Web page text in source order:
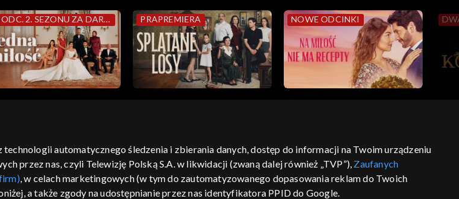
2. SEZONU ZA DARMO PRAPREMIERA NOWE ODCINKI
kontakt voucher dostępność informacje o dostawcy usług
automatycznego śledzenia i zbierania danych, dostęp do informacji na Twoim urządzeniu
przez nas, czyli Telewizję Polską S.A. w likwidacji (zwaną dalej również „TVP”), Zaufanych
, w celach marketingowych (w tym do zautomatyzowanego dopasowania reklam do Twoich
a także zgody na udostępnianie przez nas identyfikatora PPID do Google.